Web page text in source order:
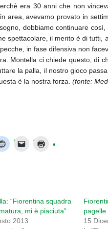
era 30 anni che non
area, avevamo provato in
dobbiamo continuare
spettacolare, il merito è di tutti,
in fase difensiva non
Montella ci chiede questo, di
la palla, il nostro gioco
è la nostra forza. (fonte:
“Fiorentina squadra
mi è piaciuta”
2013
pagelle
15